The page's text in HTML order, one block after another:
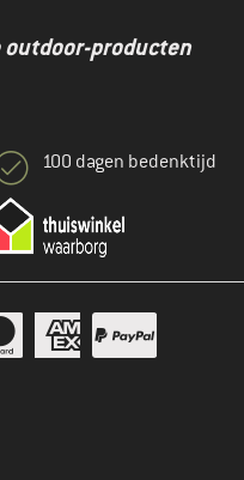
producten
100 dagen bedenktijd